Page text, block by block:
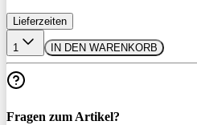
Lieferzeiten
1 IN DEN WARENKORB
Fragen zum Artikel?